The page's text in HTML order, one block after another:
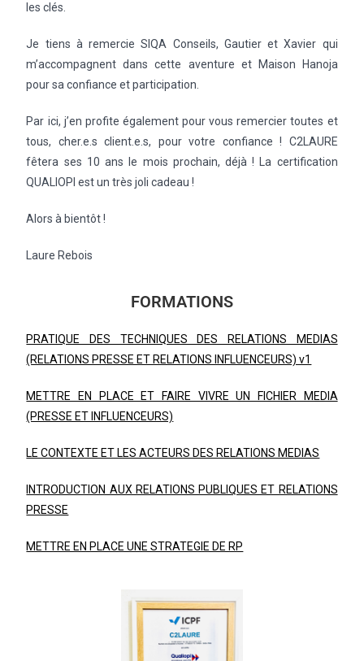
les clés.
Je tiens à remercie SIQA Conseils, Gautier et Xavier qui
m’accompagnent dans cette aventure et Maison Hanoja
pour sa confiance et participation.
Par ici, j’en profite également pour vous remercier toutes et
tous, cher.e.s client.e.s, pour votre confiance ! C2LAURE
fêtera ses 10 ans le mois prochain, déjà ! La certification
QUALIOPI est un très joli cadeau !
Alors à bientôt !
Laure Rebois
FORMATIONS
PRATIQUE DES TECHNIQUES DES RELATIONS MEDIAS
(RELATIONS PRESSE ET RELATIONS INFLUENCEURS) v1
METTRE EN PLACE ET FAIRE VIVRE UN FICHIER MEDIA
(PRESSE ET INFLUENCEURS)
LE CONTEXTE ET LES ACTEURS DES RELATIONS MEDIAS
INTRODUCTION AUX RELATIONS PUBLIQUES ET RELATIONS
PRESSE
METTRE EN PLACE UNE STRATEGIE DE RP